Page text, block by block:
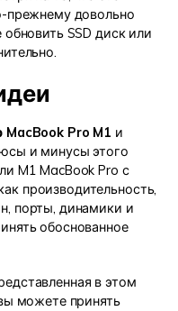
прежнему довольно
SSD диск или
MacBook Pro M1 и
и минусы этого
M1 MacBook Pro с
производительность,
порты, динамики и
обоснованное
в этом
можете принять